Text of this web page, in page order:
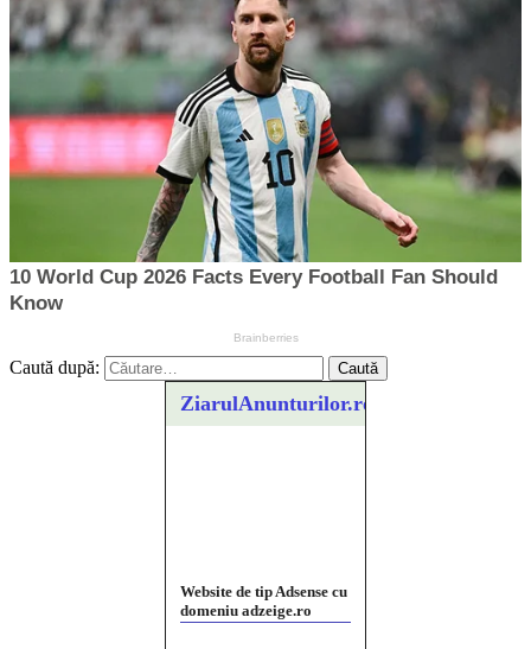
Caută după:
ZiarulAnunturilor.ro
Website de tip Adsense cu
domeniu adzeige.ro